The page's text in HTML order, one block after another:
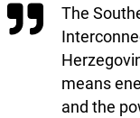
The
means
and the